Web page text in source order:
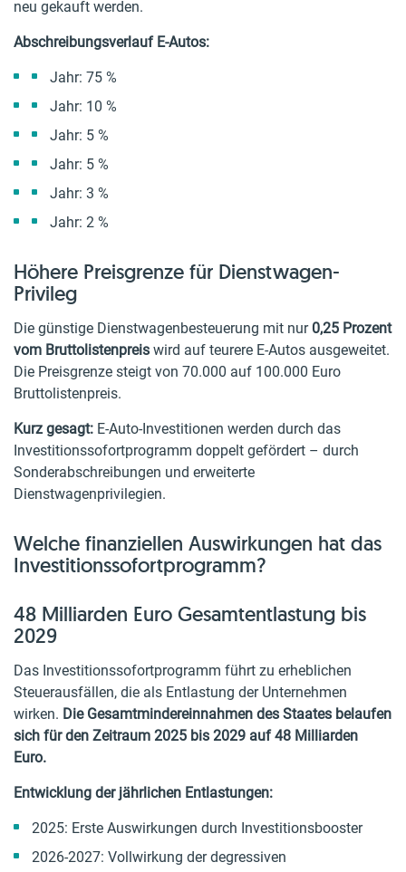
neu gekauft werden.
Abschreibungsverlauf E-Autos:
Jahr: 75 %
Jahr: 10 %
Jahr: 5 %
Jahr: 5 %
Jahr: 3 %
Jahr: 2 %
Höhere Preisgrenze für Dienstwagen-
Privileg
Die günstige Dienstwagenbesteuerung mit nur 0,25 Prozent
vom Bruttolistenpreis wird auf teurere E-Autos ausgeweitet.
Die Preisgrenze steigt von 70.000 auf 100.000 Euro
Bruttolistenpreis.
Kurz gesagt: E-Auto-Investitionen werden durch das
Investitionssofortprogramm doppelt gefördert – durch
Sonderabschreibungen und erweiterte
Dienstwagenprivilegien.
Welche finanziellen Auswirkungen hat das
Investitionssofortprogramm?
48 Milliarden Euro Gesamtentlastung bis
2029
Das Investitionssofortprogramm führt zu erheblichen
Steuerausfällen, die als Entlastung der Unternehmen
wirken. Die Gesamtmindereinnahmen des Staates belaufen
sich für den Zeitraum 2025 bis 2029 auf 48 Milliarden
Euro.
Entwicklung der jährlichen Entlastungen:
2025: Erste Auswirkungen durch Investitionsbooster
2026-2027: Vollwirkung der degressiven